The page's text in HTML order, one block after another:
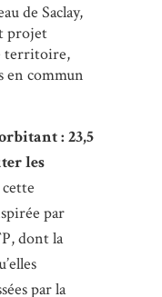
de Saclay,
projet
territoire,
en commun
: 23,5
les
par
dont la
par la